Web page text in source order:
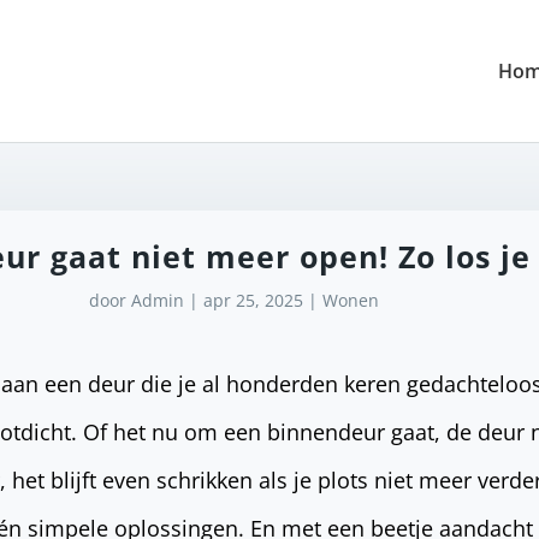
gaat niet meer open! Zo los
door Admin | apr 25, 2025 | Wonen
een deur die je al honderden keren
Of het nu om een binnendeur gaat, de deur
het blijft even schrikken als je plots niet meer
simpele oplossingen. En met een beetje